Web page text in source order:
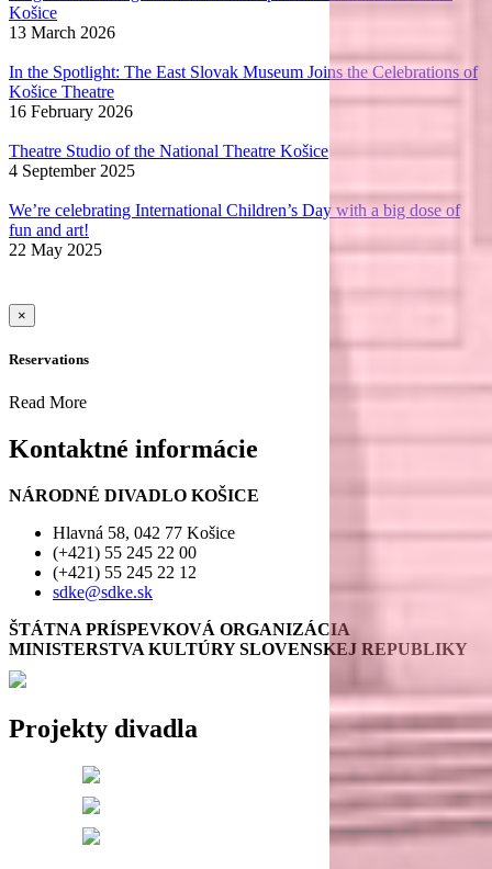
Košice
13 March 2026
In the Spotlight: The East Slovak Museum Joins the Celebrations of
Košice Theatre
16 February 2026
Theatre Studio of the National Theatre Košice
4 September 2025
We’re celebrating International Children’s Day with a big dose of
fun and art!
22 May 2025
×
Reservations
Read More
Kontaktné informácie
NÁRODNÉ DIVADLO KOŠICE
Hlavná 58, 042 77 Košice
(+421) 55 245 22 00
(+421) 55 245 22 12
sdke@sdke.sk
ŠTÁTNA PRÍSPEVKOVÁ ORGANIZÁCIA
MINISTERSTVA KULTÚRY SLOVENSKEJ REPUBLIKY
Projekty divadla